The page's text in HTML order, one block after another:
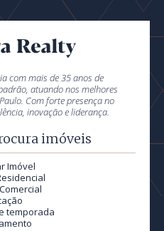
com mais de 35 anos de
atuando nos melhores
Com forte presença no
inovação e liderança.
imóveis
Imóvel
temporada